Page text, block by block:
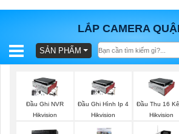
LẮP CAMERA
BÁO
TRỌN
GÓI
SẢN PHẨM
Đầu Ghi NVR
Hikvision
Đầu Ghi Hình Ip 4
Hikvision
Đầu Thu 16 Kênh
Hikvision